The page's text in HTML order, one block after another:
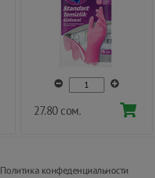
27.80 сом.
Политика конфеденциальности